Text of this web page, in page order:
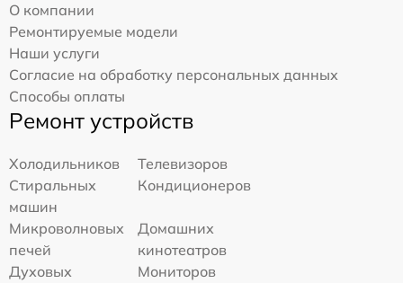
О компании
Ремонтируемые модели
Наши услуги
Согласие на обработку персональных данных
Способы оплаты
Ремонт устройств
Холодильников
Телевизоров
Стиральных
машин
Кондиционеров
Микроволновых
печей
Домашних
кинотеатров
Духовых
Мониторов